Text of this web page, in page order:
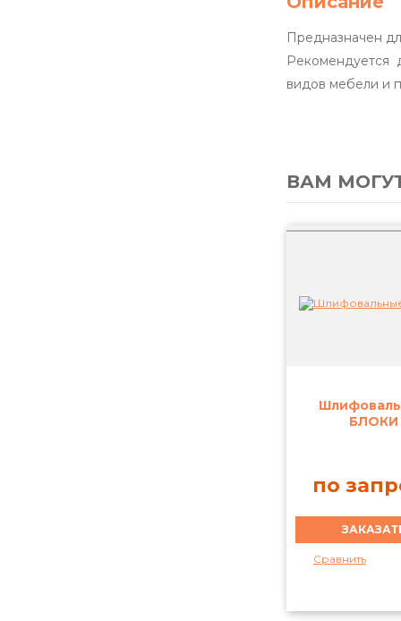
Предназначен
Рекомендуется
видов мебели и
ВАМ
БЛОКИ
по
Сравнить